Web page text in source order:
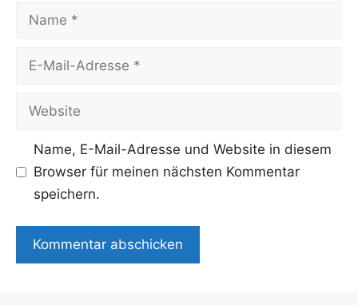
Name
Adresse
Website
Name, E-Mail-Adresse und Website in diesem
Browser für meinen nächsten Kommentar
speichern.